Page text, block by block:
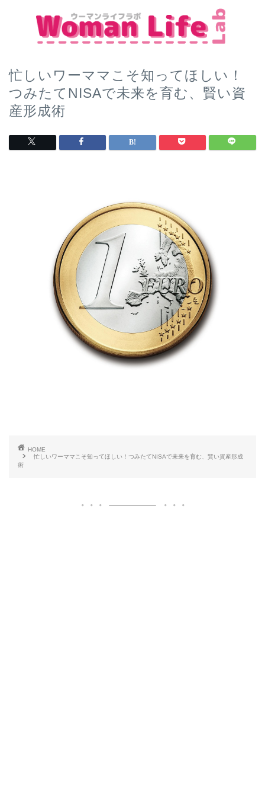
忙しいワーママこそ知ってほしい！
つみたてNISAで未来を育む、賢い資
産形成術
HOME
忙しいワーママこそ知ってほしい！つみたてNISAで未来を育む、賢い資産形成
術